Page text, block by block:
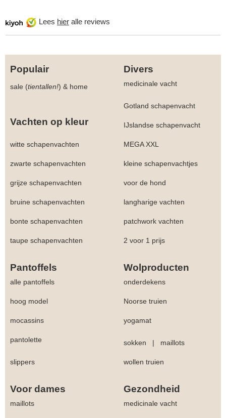
Lees hier alle reviews
Populair Divers
sale (tientallen!) & home medicinale vacht
Gotland schapenvacht
Vachten op kleur IJslandse schapenvacht
witte schapenvachten MEGA XXL
zwarte schapenvachten kleine schapenvachtjes
grijze schapenvachten voor de hond
bruine schapenvachten langharige vachten
bonte schapenvachten patchwork vachten
taupe schapenvachten 2 voor 1 prijs
Pantoffels Wolproducten
alle pantoffels onderdekens
hoog model Noorse truien
mocassins yogamat
pantolette sokken | maillots
slippers wollen truien
Voor dames Gezondheid
maillots medicinale vacht